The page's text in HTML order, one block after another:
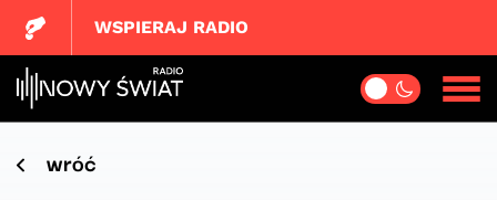
WSPIERAJ RADIO
wróć